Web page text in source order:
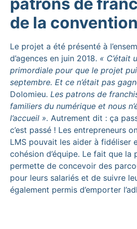
de la
Le projet a été présenté à
d’agences en juin 2018. « C’était
primordiale pour que le projet
septembre. Et ce n’était pas
Dolomieu. Les patrons de
familiers du numérique et nous
l’accueil ». Autrement dit : ça
c’est passé ! Les entrepreneurs
LMS pouvait les aider à fidéliser
cohésion d’équipe. Le fait que la
permette de concevoir des
pour leurs salariés et de suivre
également permis d’emporter